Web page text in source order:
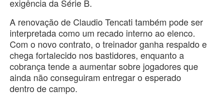
exigência da Série B.
A renovação de Claudio Tencati também pode ser
interpretada como um recado interno ao elenco.
Com o novo contrato, o treinador ganha respaldo e
chega fortalecido nos bastidores, enquanto a
cobrança tende a aumentar sobre jogadores que
ainda não conseguiram entregar o esperado
dentro de campo.